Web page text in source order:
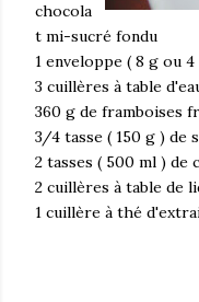
chocola
t mi-sucré fondu
1 enveloppe ( 8 g ou
3 cuillères à table
360 g de framboises
3/4 tasse ( 150 g ) de
2 tasses ( 500 ml ) de
2 cuillères à table de
1 cuillère à thé